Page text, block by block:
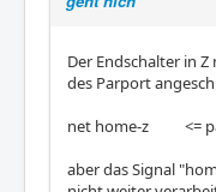
Der Endschalter in
des Parport
net home-z <=
aber das Signal